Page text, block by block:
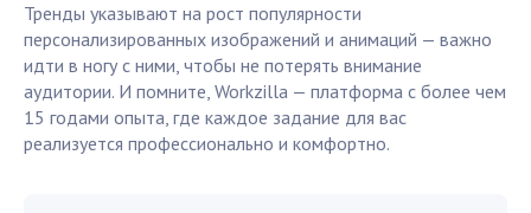
Тренды указывают на рост популярности
персонализированных изображений и анимаций — важно
идти в ногу с ними, чтобы не потерять внимание
аудитории. И помните, Workzilla — платформа с более чем
15 годами опыта, где каждое задание для вас
реализуется профессионально и комфортно.